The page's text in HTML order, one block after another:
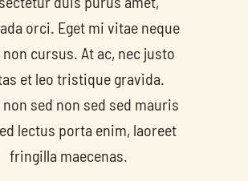
orci. Eget mi vitae neque
non cursus. At ac, nec justo
et leo tristique gravida.
sed non sed sed mauris
lectus porta enim, laoreet
fringilla maecenas.